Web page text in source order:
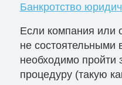
Банкротство
Если компания или
не состоятельными
необходимо
процедуру (такую